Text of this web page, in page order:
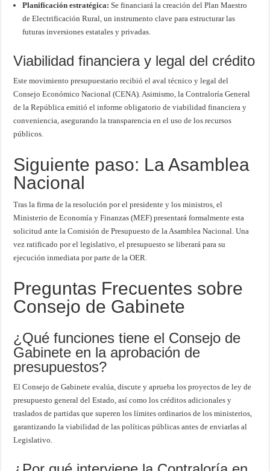
Planificación estratégica: Se financiará la creación del Plan Maestro
de Electrificación Rural, un instrumento clave para estructurar las
futuras inversiones estatales y privadas.
Viabilidad financiera y legal del crédito
Este movimiento presupuestario recibió el aval técnico y legal del
Consejo Económico Nacional (CENA). Asimismo, la Contraloría General
de la República emitió el informe obligatorio de viabilidad financiera y
conveniencia, asegurando la transparencia en el uso de los recursos
públicos.
Siguiente paso: La Asamblea
Nacional
Tras la firma de la resolución por el presidente y los ministros, el
Ministerio de Economía y Finanzas (MEF) presentará formalmente esta
solicitud ante la Comisión de Presupuesto de la Asamblea Nacional. Una
vez ratificado por el legislativo, el presupuesto se liberará para su
ejecución inmediata por parte de la OER.
Preguntas Frecuentes sobre
Consejo de Gabinete
¿Qué funciones tiene el Consejo de
Gabinete en la aprobación de
presupuestos?
El Consejo de Gabinete evalúa, discute y aprueba los proyectos de ley de
presupuesto general del Estado, así como los créditos adicionales y
traslados de partidas que superen los límites ordinarios de los ministerios,
garantizando la viabilidad de las políticas públicas antes de enviarlas al
Legislativo.